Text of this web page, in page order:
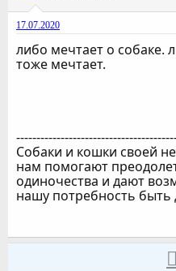
17.07.2020
либо мечтает о собаке.
тоже мечтает.
Собаки и кошки своей
нам помогают
одиночества и дают
нашу потребность